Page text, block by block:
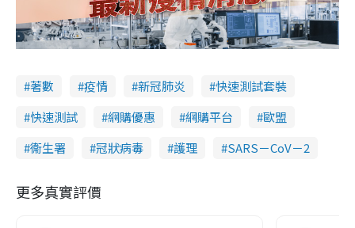
著數 疫情 新冠肺炎
快速測試套裝
快速測試
網購優惠 網購平台
歐盟
衞生署
冠狀病毒 護理 SARS－CoV－2
更多真實評價